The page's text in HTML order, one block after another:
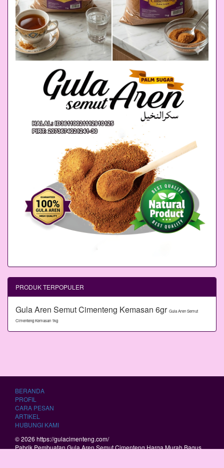
PRODUK TERPOPULER
Gula Aren Semut Cimenteng Kemasan 6gr Gula Aren Semut
Cimenteng Kemasan 1kg
BERANDA
PROFIL
CARA PESAN
ARTIKEL
HUBUNGI KAMI
© 2026 https://gulacimenteng.com/
Pabrik Pembuatan Gula Aren Semut Cimenteng Harga Murah Bagus